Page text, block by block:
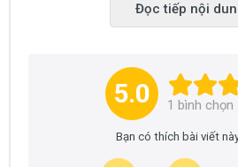
Đọc tiếp nội
5.0 1 bình chọn
Bạn có thích bài viết